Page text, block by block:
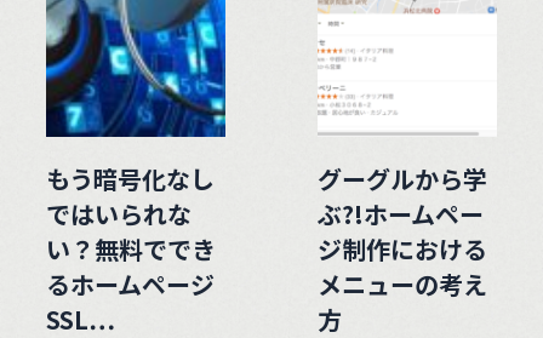
もう暗号化なし
ではいられな
い？無料ででき
るホームページ
SSL…
グーグルから学
ぶ?!ホームペー
ジ制作における
メニューの考え
方